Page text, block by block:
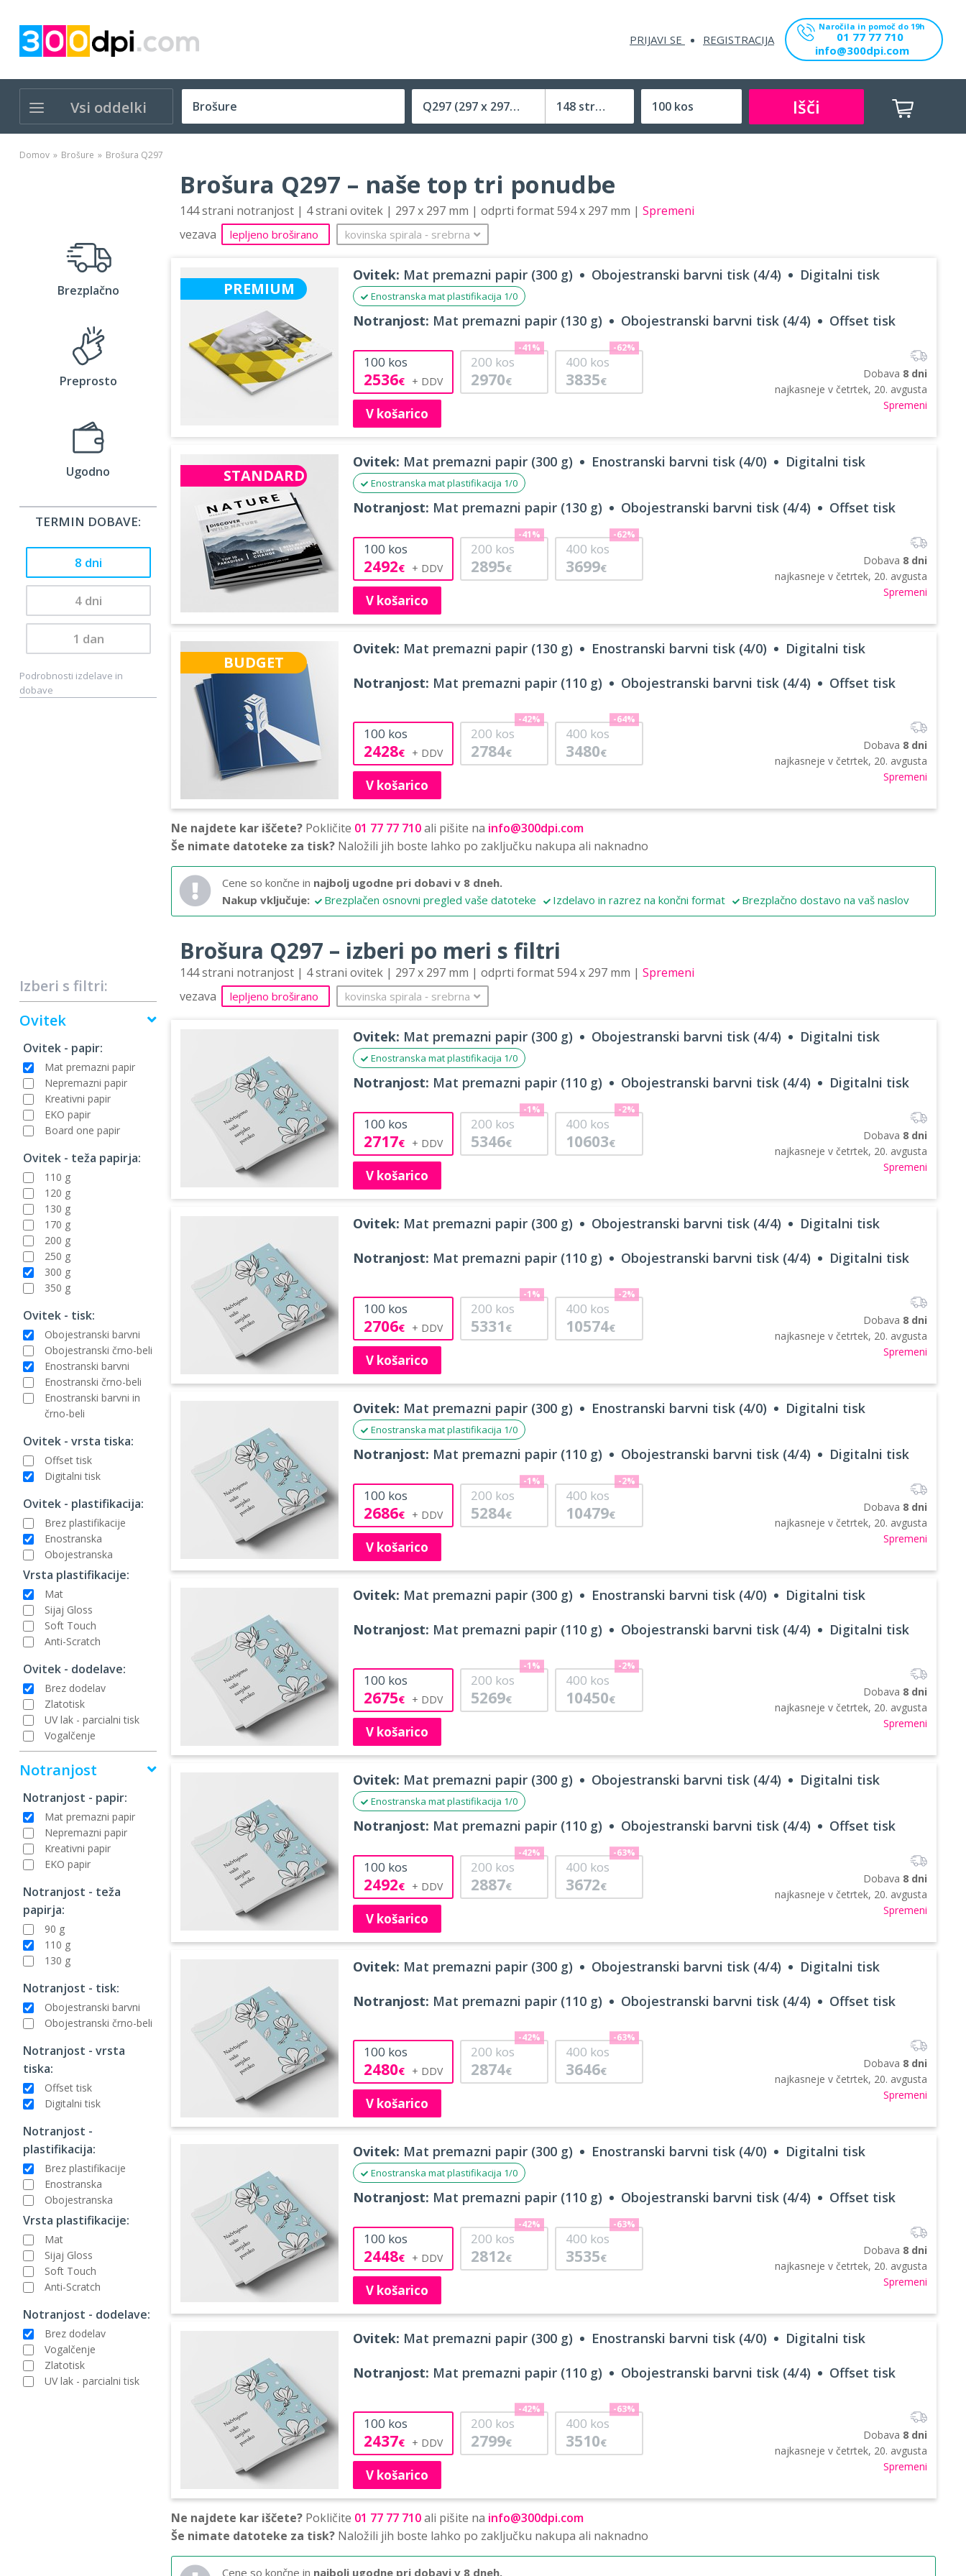
PRIJAVI SE REGISTRACIJA
Naročila in pomoč do 19h
01 77 77 710
info@300dpi.com
Vsi oddelki Q297 (297 x 297 mm)
Velikost (zaprte) tiskovine
148 strani Išči
Domov Brošure Brošura Q297
Brezplačno
Preprosto
Ugodno
TERMIN DOBAVE:
8 dni
4 dni
1 dan
Podrobnosti izdelave in
dobave
Izberi s filtri:
Ovitek
Ovitek - papir:
Mat premazni papir
Nepremazni papir
Kreativni papir
EKO papir
Board one papir
Ovitek - teža papirja:
110 g
120 g
130 g
170 g
200 g
250 g
300 g
350 g
Ovitek - tisk:
Obojestranski barvni
Obojestranski črno-beli
Enostranski barvni
Enostranski črno-beli
Enostranski barvni in
črno-beli
Ovitek - vrsta tiska:
Offset tisk
Digitalni tisk
Ovitek - plastifikacija:
Brez plastifikacije
Enostranska
Obojestranska
Vrsta plastifikacije:
Mat
Sijaj Gloss
Soft Touch
Anti-Scratch
Ovitek - dodelave:
Brez dodelav
Zlatotisk
UV lak - parcialni tisk
Vogalčenje
Notranjost
Notranjost - papir:
Mat premazni papir
Nepremazni papir
Kreativni papir
EKO papir
Notranjost - teža
papirja:
90 g
110 g
130 g
Notranjost - tisk:
Obojestranski barvni
Obojestranski črno-beli
Notranjost - vrsta
tiska:
Offset tisk
Digitalni tisk
Notranjost -
plastifikacija:
Brez plastifikacije
Enostranska
Obojestranska
Vrsta plastifikacije:
Mat
Sijaj Gloss
Soft Touch
Anti-Scratch
Notranjost - dodelave:
Brez dodelav
Vogalčenje
Zlatotisk
UV lak - parcialni tisk
Brošura Q297 – naše top tri ponudbe
144 strani notranjost | 4 strani ovitek | 297 x 297 mm | odprti format 594 x 297 mm | Spremeni
vezava
lepljeno broširano kovinska spirala ‐ srebrna
PREMIUM
Ovitek: Mat premazni papir (300 g) Obojestranski barvni tisk (4/4) Digitalni tisk
Enostranska mat plastifikacija 1/0
Notranjost: Mat premazni papir (130 g) Obojestranski barvni tisk (4/4) Offset tisk
100 kos
2536€
200 kos
2970€
-41%
400 kos
3835€
-62%
V košarico
Dobava 8 dni
najkasneje v četrtek, 20. avgusta
Spremeni
STANDARD
Ovitek: Mat premazni papir (300 g) Enostranski barvni tisk (4/0) Digitalni tisk
Enostranska mat plastifikacija 1/0
Notranjost: Mat premazni papir (130 g) Obojestranski barvni tisk (4/4) Offset tisk
100 kos
2492€
200 kos
2895€
-41%
400 kos
3699€
-62%
V košarico
Dobava 8 dni
najkasneje v četrtek, 20. avgusta
Spremeni
BUDGET
Ovitek: Mat premazni papir (130 g) Enostranski barvni tisk (4/0) Digitalni tisk
Notranjost: Mat premazni papir (110 g) Obojestranski barvni tisk (4/4) Offset tisk
100 kos
2428€
200 kos
2784€
-42%
400 kos
3480€
-64%
V košarico
Dobava 8 dni
najkasneje v četrtek, 20. avgusta
Spremeni
Ne najdete kar iščete? Pokličite 01 77 77 710ali pišite na info@300dpi.com
Še nimate datoteke za tisk? Naložili jih boste lahko po zaključku nakupa ali naknadno
Cene so končne in najbolj ugodne pri dobavi v 8 dneh.
Nakup vključuje:
Brezplačen osnovni pregled vaše datoteke Izdelavo in razrez na končni format Brezplačno dostavo na vaš naslov
Brošura Q297 – izberi po meri s filtri
144 strani notranjost | 4 strani ovitek | 297 x 297 mm | odprti format 594 x 297 mm | Spremeni
vezava
lepljeno broširano kovinska spirala ‐ srebrna
Ovitek: Mat premazni papir (300 g) Obojestranski barvni tisk (4/4) Digitalni tisk
Enostranska mat plastifikacija 1/0
Notranjost: Mat premazni papir (110 g) Obojestranski barvni tisk (4/4) Digitalni tisk
100 kos
2717€
200 kos
5346€
-1%
400 kos
10603€
-2%
V košarico
Dobava 8 dni
najkasneje v četrtek, 20. avgusta
Spremeni
Ovitek: Mat premazni papir (300 g) Obojestranski barvni tisk (4/4) Digitalni tisk
Notranjost: Mat premazni papir (110 g) Obojestranski barvni tisk (4/4) Digitalni tisk
100 kos
2706€
200 kos
5331 €
-1%
400 kos
10574€
-2%
V košarico
Dobava 8 dni
najkasneje v četrtek, 20. avgusta
Spremeni
Ovitek: Mat premazni papir (300 g) Enostranski barvni tisk (4/0) Digitalni tisk
Enostranska mat plastifikacija 1/0
Notranjost: Mat premazni papir (110 g) Obojestranski barvni tisk (4/4) Digitalni tisk
100 kos
2686€
200 kos
5284€
-1%
400 kos
10479€
-2%
V košarico
Dobava 8 dni
najkasneje v četrtek, 20. avgusta
Spremeni
Ovitek: Mat premazni papir (300 g) Enostranski barvni tisk (4/0) Digitalni tisk
Notranjost: Mat premazni papir (110 g) Obojestranski barvni tisk (4/4) Digitalni tisk
100 kos
2675€
200 kos
5269€
-1%
400 kos
10450€
-2%
V košarico
Dobava 8 dni
najkasneje v četrtek, 20. avgusta
Spremeni
Ovitek: Mat premazni papir (300 g) Obojestranski barvni tisk (4/4) Digitalni tisk
Enostranska mat plastifikacija 1/0
Notranjost: Mat premazni papir (110 g) Obojestranski barvni tisk (4/4) Offset tisk
100 kos
2492€
200 kos
2887€
-42%
400 kos
3672€
-63%
V košarico
Dobava 8 dni
najkasneje v četrtek, 20. avgusta
Spremeni
Ovitek: Mat premazni papir (300 g) Obojestranski barvni tisk (4/4) Digitalni tisk
Notranjost: Mat premazni papir (110 g) Obojestranski barvni tisk (4/4) Offset tisk
100 kos
2480€
200 kos
2874€
-42%
400 kos
3646€
-63%
V košarico
Dobava 8 dni
najkasneje v četrtek, 20. avgusta
Spremeni
Ovitek: Mat premazni papir (300 g) Enostranski barvni tisk (4/0) Digitalni tisk
Enostranska mat plastifikacija 1/0
Notranjost: Mat premazni papir (110 g) Obojestranski barvni tisk (4/4) Offset tisk
100 kos
2448€
200 kos
2812€
-42%
400 kos
3535€
-63%
V košarico
Dobava 8 dni
najkasneje v četrtek, 20. avgusta
Spremeni
Ovitek: Mat premazni papir (300 g) Enostranski barvni tisk (4/0) Digitalni tisk
Notranjost: Mat premazni papir (110 g) Obojestranski barvni tisk (4/4) Offset tisk
100 kos
2437€
200 kos
2799€
-42%
400 kos
3510€
-63%
V košarico
Dobava 8 dni
najkasneje v četrtek, 20. avgusta
Spremeni
Ne najdete kar iščete? Pokličite 01 77 77 710ali pišite na info@300dpi.com
Še nimate datoteke za tisk? Naložili jih boste lahko po zaključku nakupa ali naknadno
Cene so končne in najbolj ugodne pri dobavi v 8 dneh.